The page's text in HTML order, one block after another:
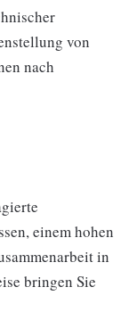
von
nach
einem hohen
in
bringen Sie